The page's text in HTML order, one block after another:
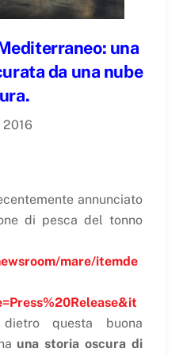
una
da una nube
annunciato
di pesca del tonno
mare/itemde
questa buona
una storia oscura di